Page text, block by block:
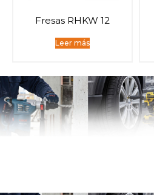
Fresas RHKW 12
Leer más